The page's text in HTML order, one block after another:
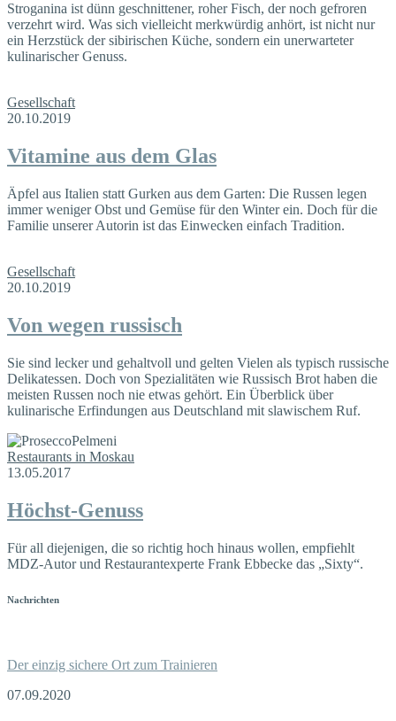
Stroganina ist dünn geschnittener, roher Fisch, der noch gefroren
verzehrt wird. Was sich vielleicht merkwürdig anhört, ist nicht nur
ein Herzstück der sibirischen Küche, sondern ein unerwarteter
kulinarischer Genuss.
Gesellschaft
20.10.2019
Vitamine aus dem Glas
Äpfel aus Italien statt Gurken aus dem Garten: Die Russen legen
immer weniger Obst und Gemüse für den Winter ein. Doch für die
Familie unserer Autorin ist das Einwecken einfach Tradition.
Gesellschaft
20.10.2019
Von wegen russisch
Sie sind lecker und gehaltvoll und gelten Vielen als typisch russische
Delikatessen. Doch von Spezialitäten wie Russisch Brot haben die
meisten Russen noch nie etwas gehört. Ein Überblick über
kulinarische Erfindungen aus Deutschland mit slawischem Ruf.
Restaurants in Moskau
13.05.2017
Höchst-Genuss
Für all diejenigen, die so richtig hoch hinaus wollen, empfiehlt
MDZ-Autor und Restaurantexperte Frank Ebbecke das „Sixty“.
Nachrichten
Der einzig sichere Ort zum Trainieren
07.09.2020